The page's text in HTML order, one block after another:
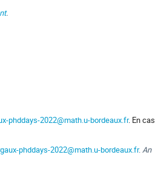
.
phddays-2022@math.u-bordeaux.fr. En cas
phddays-2022@math.u-bordeaux.fr.An